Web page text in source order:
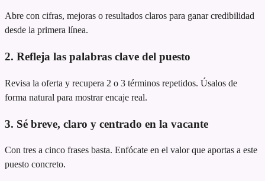
Abre con cifras, mejoras o resultados claros para ganar credibilidad
desde la primera línea.
2. Refleja las palabras clave del puesto
Revisa la oferta y recupera 2 o 3 términos repetidos. Úsalos de
forma natural para mostrar encaje real.
3. Sé breve, claro y centrado en la vacante
Con tres a cinco frases basta. Enfócate en el valor que aportas a este
puesto concreto.